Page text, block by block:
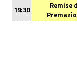
19:30 Remise